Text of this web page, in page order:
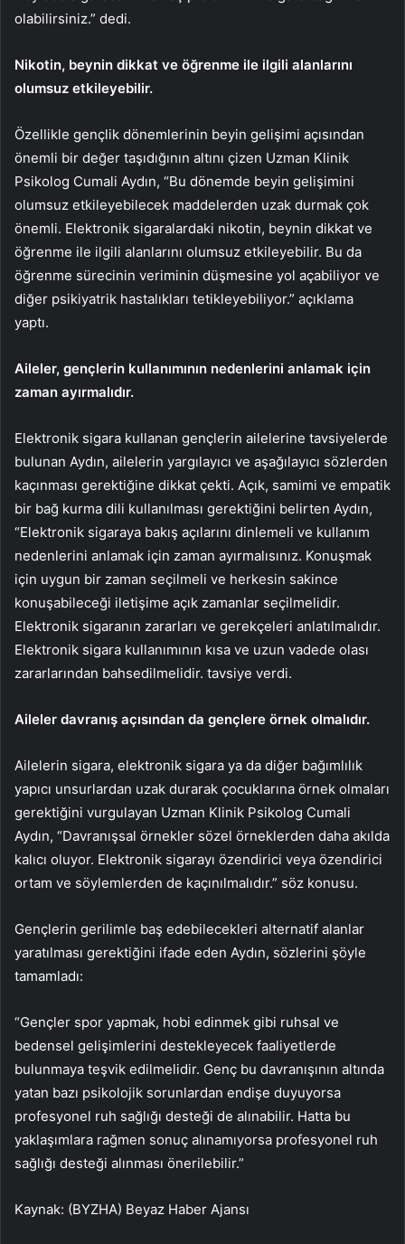
olabilirsiniz.” dedi.
Nikotin, beynin dikkat ve öğrenme ile ilgili alanlarını
olumsuz etkileyebilir.
Özellikle gençlik dönemlerinin beyin gelişimi açısından
önemli bir değer taşıdığının altını çizen Uzman Klinik
Psikolog Cumali Aydın, “Bu dönemde beyin gelişimini
olumsuz etkileyebilecek maddelerden uzak durmak çok
önemli. Elektronik sigaralardaki nikotin, beynin dikkat ve
öğrenme ile ilgili alanlarını olumsuz etkileyebilir. Bu da
öğrenme sürecinin veriminin düşmesine yol açabiliyor ve
diğer psikiyatrik hastalıkları tetikleyebiliyor.” açıklama
yaptı.
Aileler, gençlerin kullanımının nedenlerini anlamak için
zaman ayırmalıdır.
Elektronik sigara kullanan gençlerin ailelerine tavsiyelerde
bulunan Aydın, ailelerin yargılayıcı ve aşağılayıcı sözlerden
kaçınması gerektiğine dikkat çekti. Açık, samimi ve empatik
bir bağ kurma dili kullanılması gerektiğini belirten Aydın,
“Elektronik sigaraya bakış açılarını dinlemeli ve kullanım
nedenlerini anlamak için zaman ayırmalısınız. Konuşmak
için uygun bir zaman seçilmeli ve herkesin sakince
konuşabileceği iletişime açık zamanlar seçilmelidir.
Elektronik sigaranın zararları ve gerekçeleri anlatılmalıdır.
Elektronik sigara kullanımının kısa ve uzun vadede olası
zararlarından bahsedilmelidir. tavsiye verdi.
Aileler davranış açısından da gençlere örnek olmalıdır.
Ailelerin sigara, elektronik sigara ya da diğer bağımlılık
yapıcı unsurlardan uzak durarak çocuklarına örnek olmaları
gerektiğini vurgulayan Uzman Klinik Psikolog Cumali
Aydın, “Davranışsal örnekler sözel örneklerden daha akılda
kalıcı oluyor. Elektronik sigarayı özendirici veya özendirici
ortam ve söylemlerden de kaçınılmalıdır.” söz konusu.
Gençlerin gerilimle baş edebilecekleri alternatif alanlar
yaratılması gerektiğini ifade eden Aydın, sözlerini şöyle
tamamladı:
“Gençler spor yapmak, hobi edinmek gibi ruhsal ve
bedensel gelişimlerini destekleyecek faaliyetlerde
bulunmaya teşvik edilmelidir. Genç bu davranışının altında
yatan bazı psikolojik sorunlardan endişe duyuyorsa
profesyonel ruh sağlığı desteği de alınabilir. Hatta bu
yaklaşımlara rağmen sonuç alınamıyorsa profesyonel ruh
sağlığı desteği alınması önerilebilir.”
Kaynak: (BYZHA) Beyaz Haber Ajansı